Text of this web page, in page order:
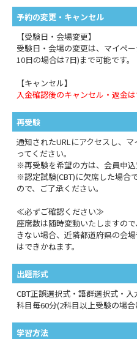
予約の変更・キャンセル
【受験日・会場変更】
受験日・会場の変更は、マイペ
10日の場合は7日)まで可能です。
【キャンセル】
入金確認後のキャンセル・返金は
再受験
通知されたURLにアクセスし、
ってください。
※再受験を希望の方は、会員申込
※認定試験(CBT)に欠席した場合
ので、ご了承ください。
≪必ずご確認ください≫
座席数は随時変動いたしますの
きない場合、近隣都道府県の会
はできかねます。
出題形式
CBT正誤選択式・語群選択式・入
科目毎60分(2科目以上受験の場
学習方法